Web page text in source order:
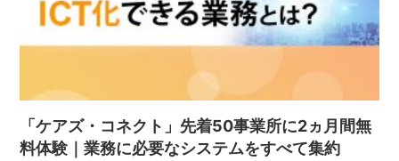
「ケアズ・コネクト」先着50事業所に2ヵ月間無
料体験｜業務に必要なシステムをすべて集約